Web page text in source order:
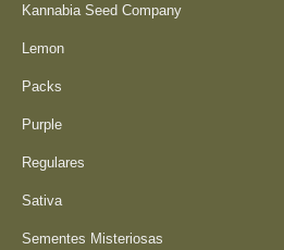
Kannabia Seed Company
Lemon
Packs
Purple
Regulares
Sativa
Sementes Misteriosas